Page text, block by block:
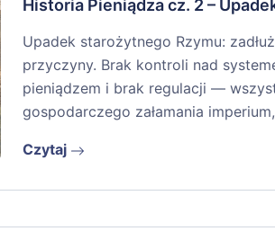
Historia Pieniądza cz. 2 –
Upadek starożytnego Rzymu:
przyczyny. Brak kontroli nad
pieniądzem i brak regulacji —
gospodarczego załamania
Czytaj